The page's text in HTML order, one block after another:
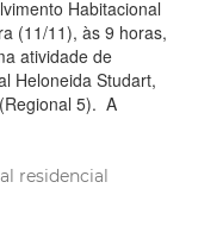
Habitacional
(11/11), às 9 horas,
atividade de
Heloneida Studart,
5). A
residencial